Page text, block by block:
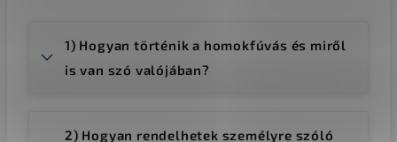
1) Hogyan történik a homokfúvás és miről
is van szó valójában?
2) Hogyan rendelhetek személyre szóló